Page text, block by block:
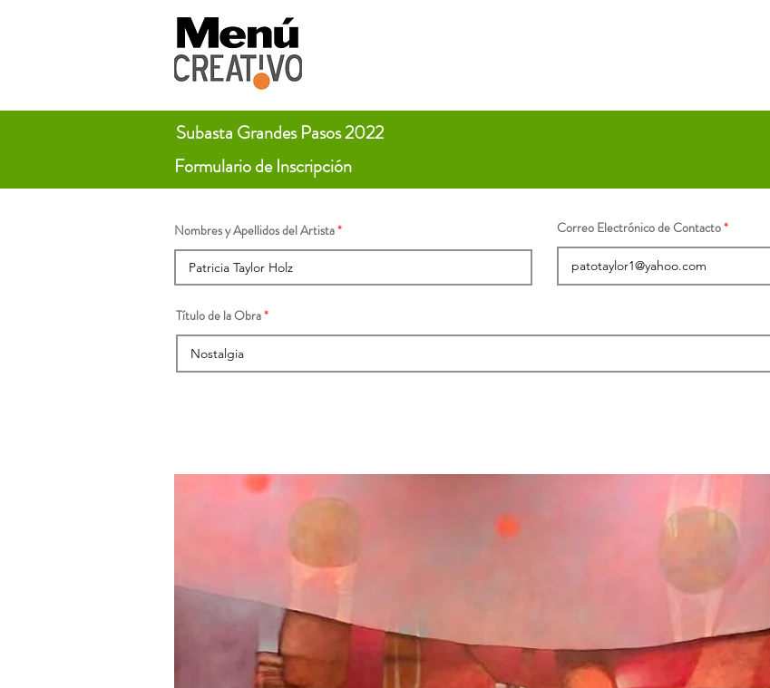
Subasta Grandes Pasos 2022
Formulario de Inscripción
Nombres y Apellidos del Artista Correo Electrónico de Contacto
Título de la Obra